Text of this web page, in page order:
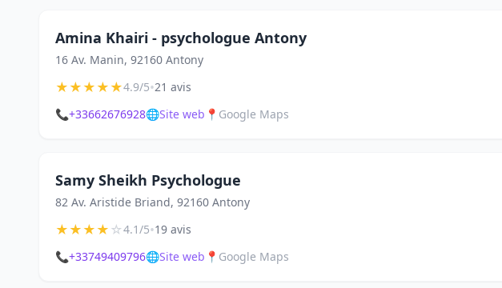
Amina Khairi - psychologue Antony
16 Av. Manin, 92160 Antony
★★★★★4.9/5•21 avis
📞+33662676928🌐Site web 📍 Google Maps
Samy Sheikh Psychologue
82 Av. Aristide Briand, 92160 Antony
★★★★☆4.1/5•19 avis
📞+33749409796🌐Site web 📍 Google Maps